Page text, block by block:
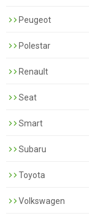
Peugeot
Polestar
Renault
Seat
Smart
Subaru
Toyota
Volkswagen